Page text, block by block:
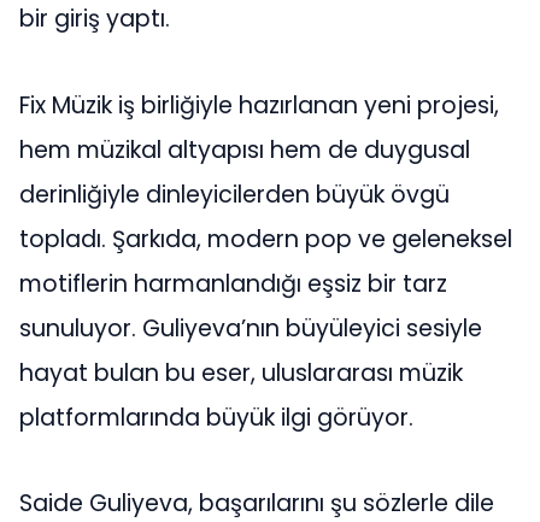
bir giriş yaptı.
Fix Müzik iş birliğiyle hazırlanan yeni projesi,
hem müzikal altyapısı hem de duygusal
derinliğiyle dinleyicilerden büyük övgü
topladı. Şarkıda, modern pop ve geleneksel
motiflerin harmanlandığı eşsiz bir tarz
sunuluyor. Guliyeva’nın büyüleyici sesiyle
hayat bulan bu eser, uluslararası müzik
platformlarında büyük ilgi görüyor.
Saide Guliyeva, başarılarını şu sözlerle dile